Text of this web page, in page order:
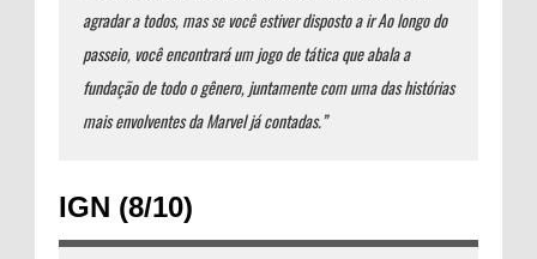
agradar a todos, mas se você estiver disposto a ir Ao longo do
passeio, você encontrará um jogo de tática que abala a
fundação de todo o gênero, juntamente com uma das histórias
mais envolventes da Marvel já contadas.”
IGN (8/10)